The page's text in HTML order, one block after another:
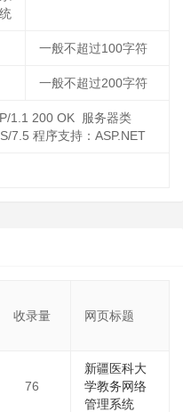
统
一般不超过100字符
一般不超过200字符
1.1 200 OK 服务器类
7.5 程序支持：ASP.NET
收录量 网页标题
76
新疆医科大
学教务网络
管理系统